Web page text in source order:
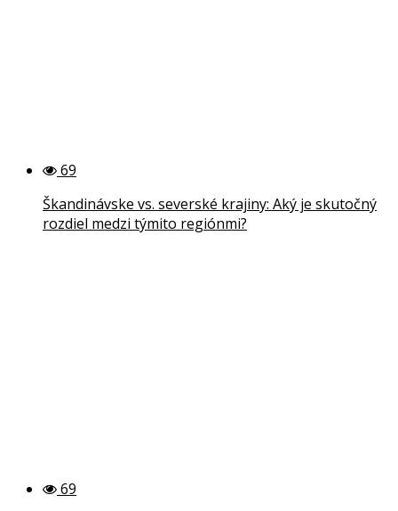
69
Škandinávske vs. severské krajiny: Aký je skutočný
rozdiel medzi týmito regiónmi?
69